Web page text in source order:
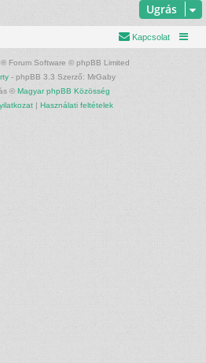
Ugrás
Kapcsolat
® Forum Software © phpBB Limited
- phpBB 3.3 Szerző: MrGaby
© Magyar phpBB Közösség
| Használati feltételek